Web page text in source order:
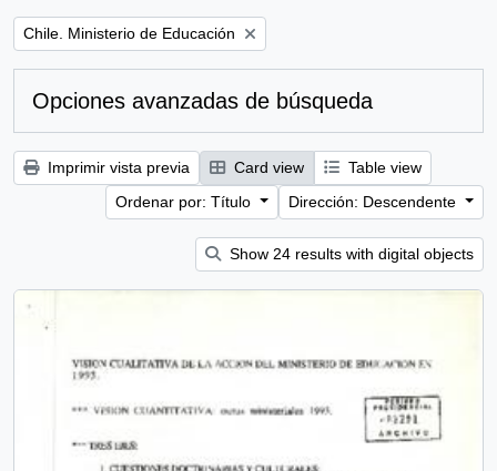
Remove filter:
Chile. Ministerio de Educación
Opciones avanzadas de búsqueda
Imprimir vista previa Card view
Table view
Ordenar por: Título
Dirección: Descendente
Show 24 results with digital objects